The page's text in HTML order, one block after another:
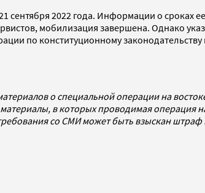
сентября 2022 года. Информации о
мобилизация завершена. Однако
по конституционному
о специальной операции на
в которых проводимая операция
со СМИ может быть взыскан